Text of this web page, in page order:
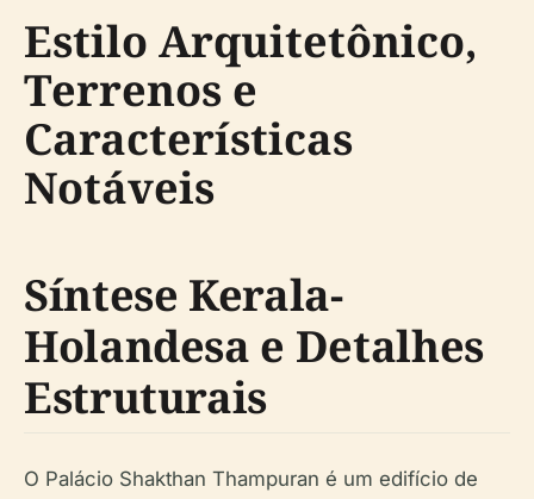
Estilo Arquitetônico,
Terrenos e
Características
Notáveis
Síntese Kerala-
Holandesa e Detalhes
Estruturais
O Palácio Shakthan Thampuran é um edifício de